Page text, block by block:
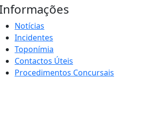
Informações
Notícias
Incidentes
Toponímia
Contactos Úteis
Procedimentos Concursais